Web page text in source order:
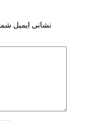
نشانی ایمیل